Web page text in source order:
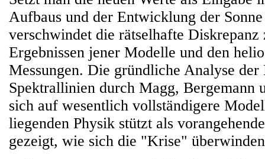
Aufbaus und der Entwicklung der
verschwindet die rätselhafte Diskrepanz
Ergebnissen jener Modelle und den
Messungen. Die gründliche Analyse der
Spektrallinien durch Magg, Bergemann
sich auf wesentlich vollständigere
liegenden Physik stützt als
gezeigt, wie sich die "Krise"